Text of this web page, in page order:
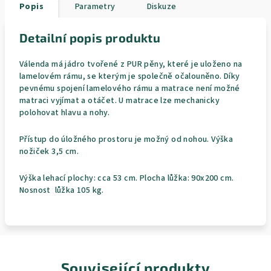
Popis Parametry Diskuze
Detailní popis produktu
Válenda má jádro tvořené z PUR pěny, které je uloženo na
lamelovém rámu, se kterým je společně očalouněno. Díky
pevnému spojení lamelového rámu a matrace není možné
matraci vyjímat a otáčet. U matrace lze mechanicky
polohovat hlavu a nohy.
Přístup do úložného prostoru je možný od nohou. Výška
nožiček 3,5 cm.
Výška lehací plochy: cca 53 cm. Plocha lůžka: 90x200 cm.
Nosnost lůžka 105 kg.